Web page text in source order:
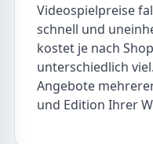
Videospielpreise
schnell und
kostet je nach
unterschiedlich
Angebote
und Edition Ihrer